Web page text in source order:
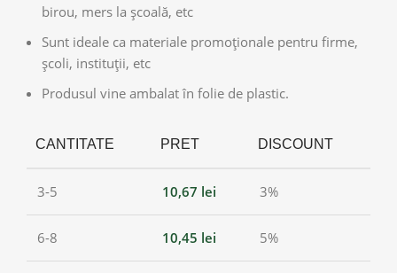
birou, mers la școală, etc
Sunt ideale ca materiale promoționale pentru firme,
școli, instituții, etc
Produsul vine ambalat în folie de plastic.
CANTITATE PRET DISCOUNT
3-5 10,67 lei 3%
6-8 10,45 lei 5%